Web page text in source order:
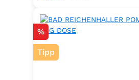
Rabatt
%
Tipp